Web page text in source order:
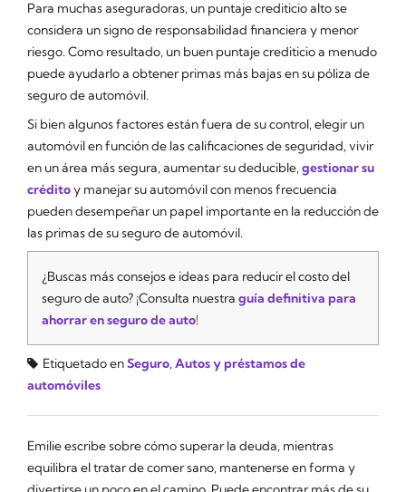
Para muchas aseguradoras, un puntaje crediticio alto se
considera un signo de responsabilidad financiera y menor
riesgo. Como resultado, un buen puntaje crediticio a menudo
puede ayudarlo a obtener primas más bajas en su póliza de
seguro de automóvil.
Si bien algunos factores están fuera de su control, elegir un
automóvil en función de las calificaciones de seguridad, vivir
en un área más segura, aumentar su deducible, gestionar su
créditoy manejar su automóvil con menos frecuencia
pueden desempeñar un papel importante en la reducción de
las primas de su seguro de automóvil.
¿Buscas más consejos e ideas para reducir el costo del
seguro de auto? ¡Consulta nuestra guía definitiva para
ahorrar en seguro de auto!
Etiquetado enSeguro, Autos y préstamos de
automóviles
Emilie escribe sobre cómo superar la deuda, mientras
equilibra el tratar de comer sano, mantenerse en forma y